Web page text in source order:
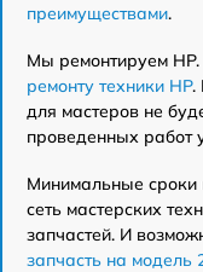
преимуществами.
Мы ремонтируем
ремонту техники HP.
для мастеров не
проведенных работ
Минимальные
сеть мастерских
запчастей. И
запчасть на модель